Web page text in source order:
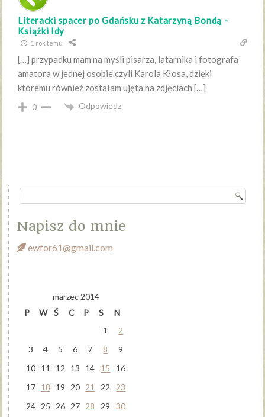
Literacki spacer po Gdańsku z Katarzyną Bondą -
Książki Idy
1 rok temu
[…] przypadku mam na myśli pisarza, latarnika i fotografa-
amatora w jednej osobie czyli Karola Kłosa, dzięki
któremu również zostałam ujęta na zdjęciach […]
0 Odpowiedz
Napisz do mnie
ewfor61@gmail.com
marzec 2014
P
W Ś C P S
N
1
2
3
4 5 6 7 8
9
10 11 12 13 14 15
16
17 18 19 20 21 22
23
24 25 26 27 28 29
30